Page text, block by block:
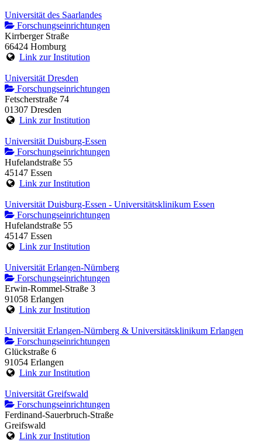
Universität des Saarlandes
Forschungseinrichtungen
Kirrberger Straße
66424 Homburg
Link zur Institution
Universität Dresden
Forschungseinrichtungen
Fetscherstraße 74
01307 Dresden
Link zur Institution
Universität Duisburg-Essen
Forschungseinrichtungen
Hufelandstraße 55
45147 Essen
Link zur Institution
Universität Duisburg-Essen - Universitätsklinikum Essen
Forschungseinrichtungen
Hufelandstraße 55
45147 Essen
Link zur Institution
Universität Erlangen-Nürnberg
Forschungseinrichtungen
Erwin-Rommel-Straße 3
91058 Erlangen
Link zur Institution
Universität Erlangen-Nürnberg & Universitätsklinikum Erlangen
Forschungseinrichtungen
Glückstraße 6
91054 Erlangen
Link zur Institution
Universität Greifswald
Forschungseinrichtungen
Ferdinand-Sauerbruch-Straße
Greifswald
Link zur Institution